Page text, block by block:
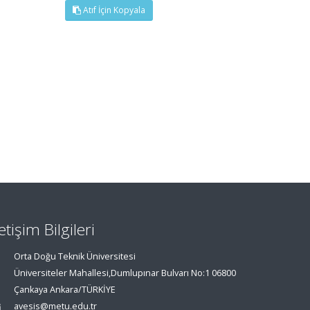
Atıf İçin Kopyala
Bilgileri
Orta Doğu Teknik Üniversitesi
Üniversiteler Mahallesi,Dumlupınar Bulvarı No:1 06800
Çankaya Ankara/TÜRKİYE
avesis@metu.edu.tr